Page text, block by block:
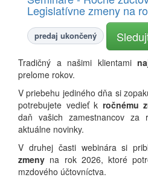
Legislatívne zmeny na
predaj ukončený
Tradičný a našimi klientami
prelome rokov.
V priebehu jediného dňa si
potrebujete vedieť k ročnému
daň vašich zamestnancov
aktuálne novinky.
V druhej časti webinára si
zmeny na rok 2026, ktoré
mzdového účtovníctva.